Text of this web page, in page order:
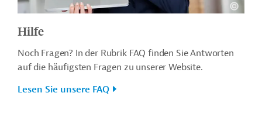
Hilfe
Noch Fragen? In der Rubrik FAQ finden Sie Antworten
auf die häufigsten Fragen zu unserer Website.
Lesen Sie unsere FAQ